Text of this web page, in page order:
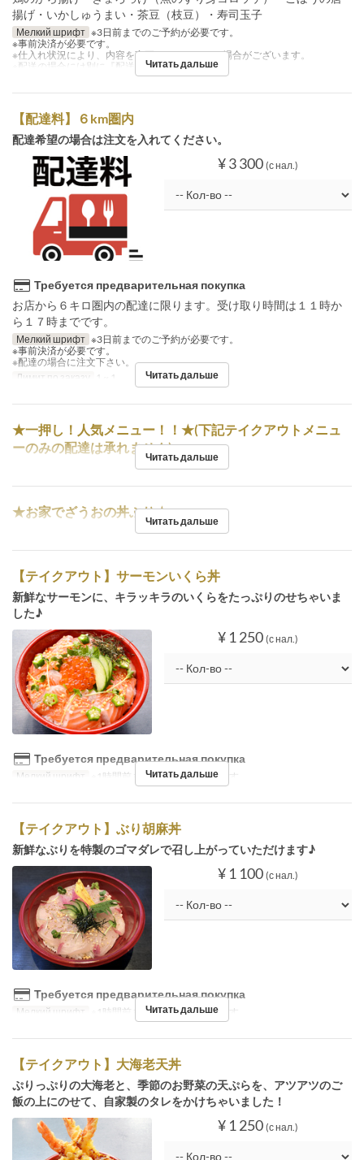
揚げ・いかしゅうまい・茶豆（枝豆）・寿司玉子
Мелкий шрифт ※3日前までのご予約が必要です。
※事前決済が必要です。
※仕入れ状況により、内容を変更させていただく場合がございます。
※配送の場合には別に『配送料』を注文下さい。
Читать дальше
【配達料】６km圏内
配達希望の場合は注文を入れてください。
¥ 3 300 (с нал.)
Требуется предварительная покупка
お店から６キロ圏内の配達に限ります。受け取り時間は１１時か
ら１７時までです。
Мелкий шрифт ※3日前までのご予約が必要です。
※事前決済が必要です。
※配達の場合に注文下さい。
Лимит по заказу
1 ~ 1 Читать дальше
★一押し！人気メニュー！！★(下記テイクアウトメニュ
ーのみの配達は承れません)
Читать дальше
★お家でざうおの丼ぶり★
Читать дальше
【テイクアウト】サーモンいくら丼
新鮮なサーモンに、キラッキラのいくらをたっぷりのせちゃいま
した♪
¥ 1 250 (с нал.)
Требуется предварительная покупка
Мелкий шрифт ※1時間前までのご予約が必要です。
Читать дальше
【テイクアウト】ぶり胡麻丼
新鮮なぶりを特製のゴマダレで召し上がっていただけます♪
¥ 1 100 (с нал.)
Требуется предварительная покупка
Мелкий шрифт ※1時間前までのご予約が必要です。
Читать дальше
【テイクアウト】大海老天丼
ぷりっぷりの大海老と、季節のお野菜の天ぷらを、アツアツのご
飯の上にのせて、自家製のタレをかけちゃいました！
¥ 1 250 (с нал.)